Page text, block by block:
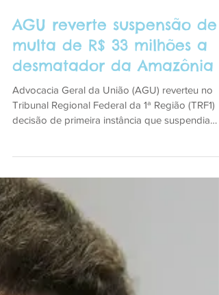
AGU reverte suspensão de
multa de R$ 33 milhões a
desmatador da Amazônia
decisão de primeira instância que suspendia
uma...